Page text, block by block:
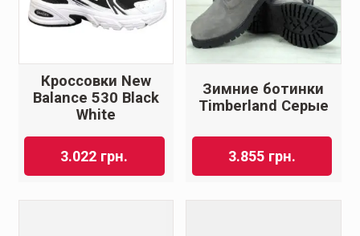
Кроссовки New
Balance 530 Black
White
3.022 грн.
Зимние ботинки
Timberland Серые
3.855 грн.